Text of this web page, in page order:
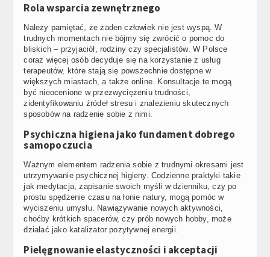
Rola wsparcia zewnętrznego
Należy pamiętać, że żaden człowiek nie jest wyspą. W
trudnych momentach nie bójmy się zwrócić o pomoc do
bliskich – przyjaciół, rodziny czy specjalistów. W Polsce
coraz więcej osób decyduje się na korzystanie z usług
terapeutów, które stają się powszechnie dostępne w
większych miastach, a także online. Konsultacje te mogą
być nieocenione w przezwyciężeniu trudności,
zidentyfikowaniu źródeł stresu i znalezieniu skutecznych
sposobów na radzenie sobie z nimi.
Psychiczna higiena jako fundament dobrego
samopoczucia
Ważnym elementem radzenia sobie z trudnymi okresami jest
utrzymywanie psychicznej higieny. Codzienne praktyki takie
jak medytacja, zapisanie swoich myśli w dzienniku, czy po
prostu spędzenie czasu na łonie natury, mogą pomóc w
wyciszeniu umysłu. Nawiązywanie nowych aktywności,
choćby krótkich spacerów, czy prób nowych hobby, może
działać jako katalizator pozytywnej energii.
Pielęgnowanie elastyczności i akceptacji